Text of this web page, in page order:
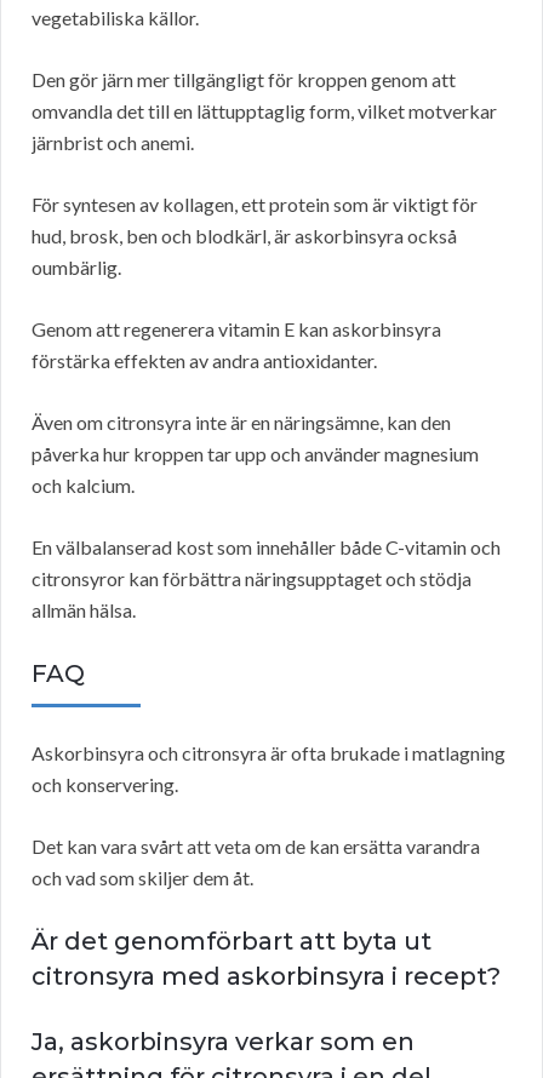
vegetabiliska källor.
Den gör järn mer tillgängligt för kroppen genom att
omvandla det till en lättupptaglig form, vilket motverkar
järnbrist och anemi.
För syntesen av kollagen, ett protein som är viktigt för
hud, brosk, ben och blodkärl, är askorbinsyra också
oumbärlig.
Genom att regenerera vitamin E kan askorbinsyra
förstärka effekten av andra antioxidanter.
Även om citronsyra inte är en näringsämne, kan den
påverka hur kroppen tar upp och använder magnesium
och kalcium.
En välbalanserad kost som innehåller både C-vitamin och
citronsyror kan förbättra näringsupptaget och stödja
allmän hälsa.
FAQ
Askorbinsyra och citronsyra är ofta brukade i matlagning
och konservering.
Det kan vara svårt att veta om de kan ersätta varandra
och vad som skiljer dem åt.
Är det genomförbart att byta ut
citronsyra med askorbinsyra i recept?
Ja, askorbinsyra verkar som en